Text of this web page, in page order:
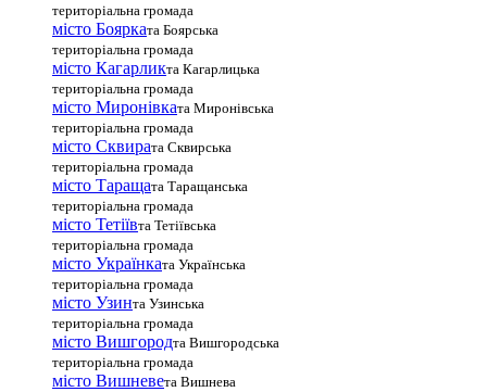
територіальна громада
місто Боярката Боярська
територіальна громада
місто Кагарликта Кагарлицька
територіальна громада
місто Миронівката Миронівська
територіальна громада
місто Сквирата Сквирська
територіальна громада
місто Таращата Таращанська
територіальна громада
місто Тетіївта Тетіївська
територіальна громада
місто Українката Українська
територіальна громада
місто Узинта Узинська
територіальна громада
місто Вишгородта Вишгородська
територіальна громада
місто Вишневета Вишнева